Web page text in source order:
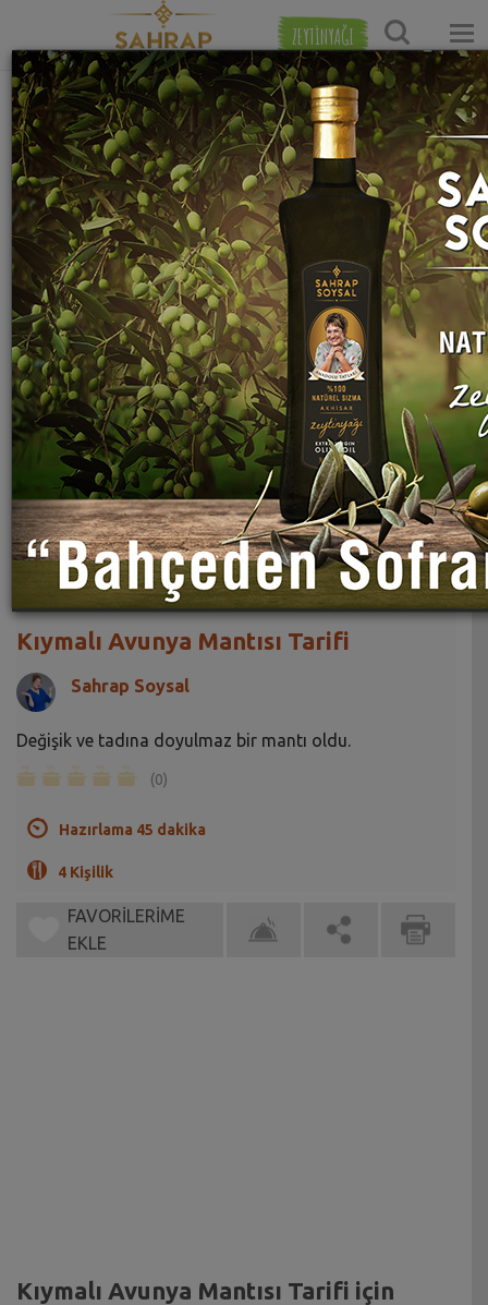
ZEYTİNYAĞI
Ana Sayfa Hamur İşi Tarifleri
Kıymalı Avunya Mantısı Tarifi
Sahrap Soysal
Değişik ve tadına doyulmaz bir mantı oldu.
(0)
Hazırlama 45 dakika
4 Kişilik
FAVORİLERİME
EKLE
Kıymalı Avunya Mantısı Tarifi için